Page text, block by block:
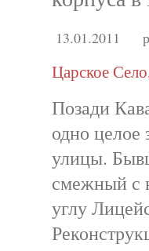
13.01.2011
Царское
Позади
одно целое
улицы.
смежный с
углу